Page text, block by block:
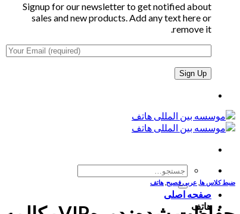
Signup for our newsletter to get notified about
sales and new products. Add any text here or
remove it.
جستجو
برای:
صفحه اصلی
هاتف
ضبط کلاس ها عربی فصیح هاتف